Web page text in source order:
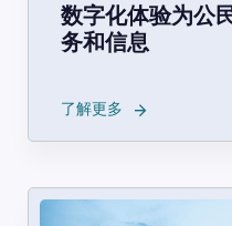
数字化体验为公
务和信息
了解更多 →